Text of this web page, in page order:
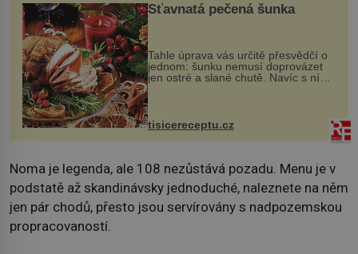
Šťavnatá pečená šunka
Tahle úprava vás určitě přesvědčí o
jednom: šunku nemusí doprovázet
jen ostré a slané chutě. Navíc s ní
nakrmíte poměrně hodně hladových
krků. Ingredience sádlo 3 kg šunky
vcelku 3 stroužky česneku hl...
tisicereceptu.cz
Noma je legenda, ale 108 nezůstává pozadu. Menu je v
podstatě až skandinávsky jednoduché, naleznete na něm
jen pár chodů, přesto jsou servírovány s nadpozemskou
propracovaností.